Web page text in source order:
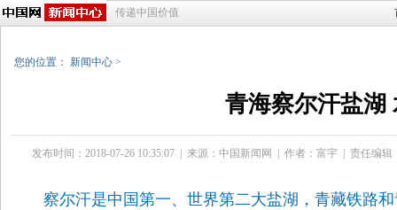
传递中国价值
您的位置： 新闻中心 >
青海察尔汗盐湖
发布时间：2018-07-26 10:35:07 来源： 中国新闻网 作者：富宇 责任编辑
察尔汗是中国第一、世界第二大盐湖，青藏铁路